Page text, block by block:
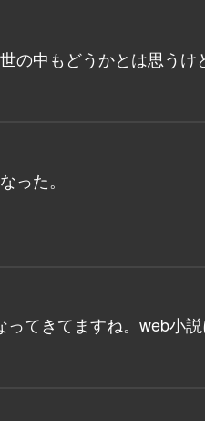
の中もどうかとは思うけ
った。
てきてますね。web小